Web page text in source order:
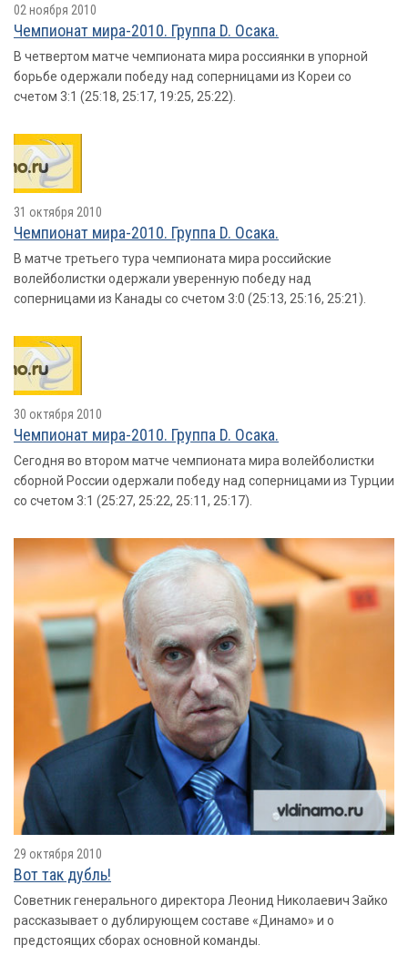
02 ноября 2010
Чемпионат мира-2010. Группа D. Осака.
В четвертом матче чемпионата мира россиянки в упорной
борьбе одержали победу над соперницами из Кореи со
счетом 3:1 (25:18, 25:17, 19:25, 25:22).
31 октября 2010
Чемпионат мира-2010. Группа D. Осака.
В матче третьего тура чемпионата мира российские
волейболистки одержали уверенную победу над
соперницами из Канады со счетом 3:0 (25:13, 25:16, 25:21).
30 октября 2010
Чемпионат мира-2010. Группа D. Осака.
Сегодня во втором матче чемпионата мира волейболистки
сборной России одержали победу над соперницами из Турции
со счетом 3:1 (25:27, 25:22, 25:11, 25:17).
29 октября 2010
Вот так дубль!
Советник генерального директора Леонид Николаевич Зайко
рассказывает о дублирующем составе «Динамо» и о
предстоящих сборах основной команды.